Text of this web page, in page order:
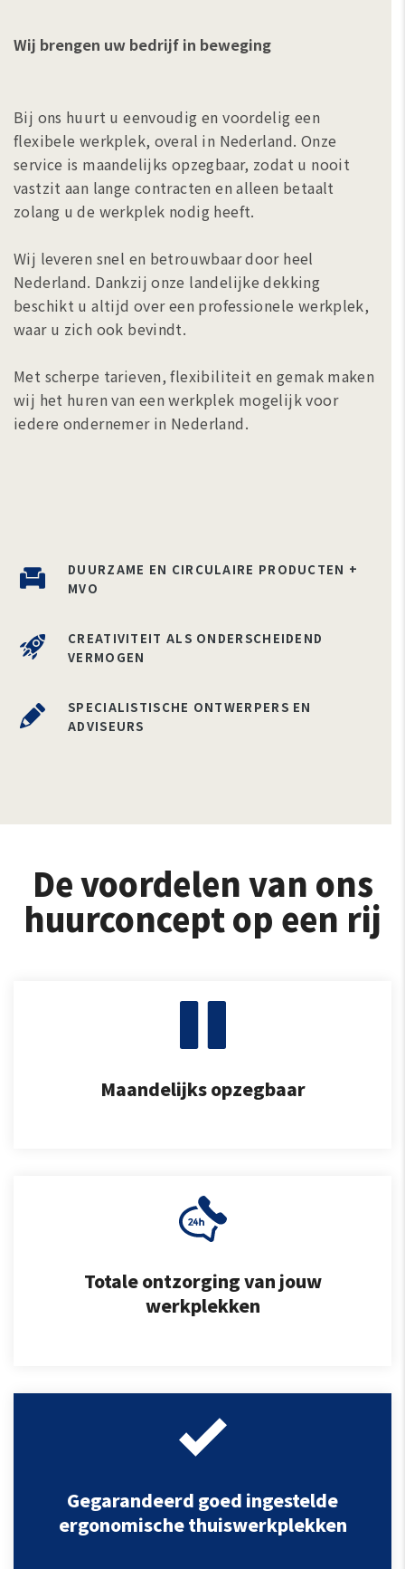
Wij brengen uw bedrijf in beweging
Bij ons huurt u eenvoudig en voordelig een
flexibele werkplek, overal in Nederland. Onze
service is maandelijks opzegbaar, zodat u nooit
vastzit aan lange contracten en alleen betaalt
zolang u de werkplek nodig heeft.
Wij leveren snel en betrouwbaar door heel
Nederland. Dankzij onze landelijke dekking
beschikt u altijd over een professionele werkplek,
waar u zich ook bevindt.
Met scherpe tarieven, flexibiliteit en gemak maken
wij het huren van een werkplek mogelijk voor
iedere ondernemer in Nederland.
DUURZAME EN CIRCULAIRE PRODUCTEN +
MVO
CREATIVITEIT ALS ONDERSCHEIDEND
VERMOGEN
SPECIALISTISCHE ONTWERPERS EN
ADVISEURS
De voordelen van ons
huurconcept op een rij
Maandelijks opzegbaar
Totale ontzorging van jouw
werkplekken
Gegarandeerd goed ingestelde
ergonomische thuiswerkplekken